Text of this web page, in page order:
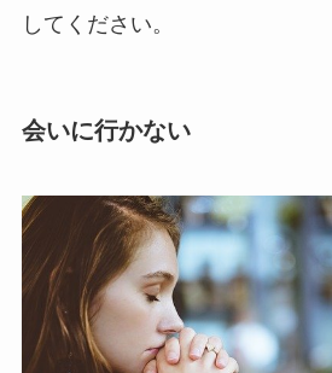
してください。
会いに行かない